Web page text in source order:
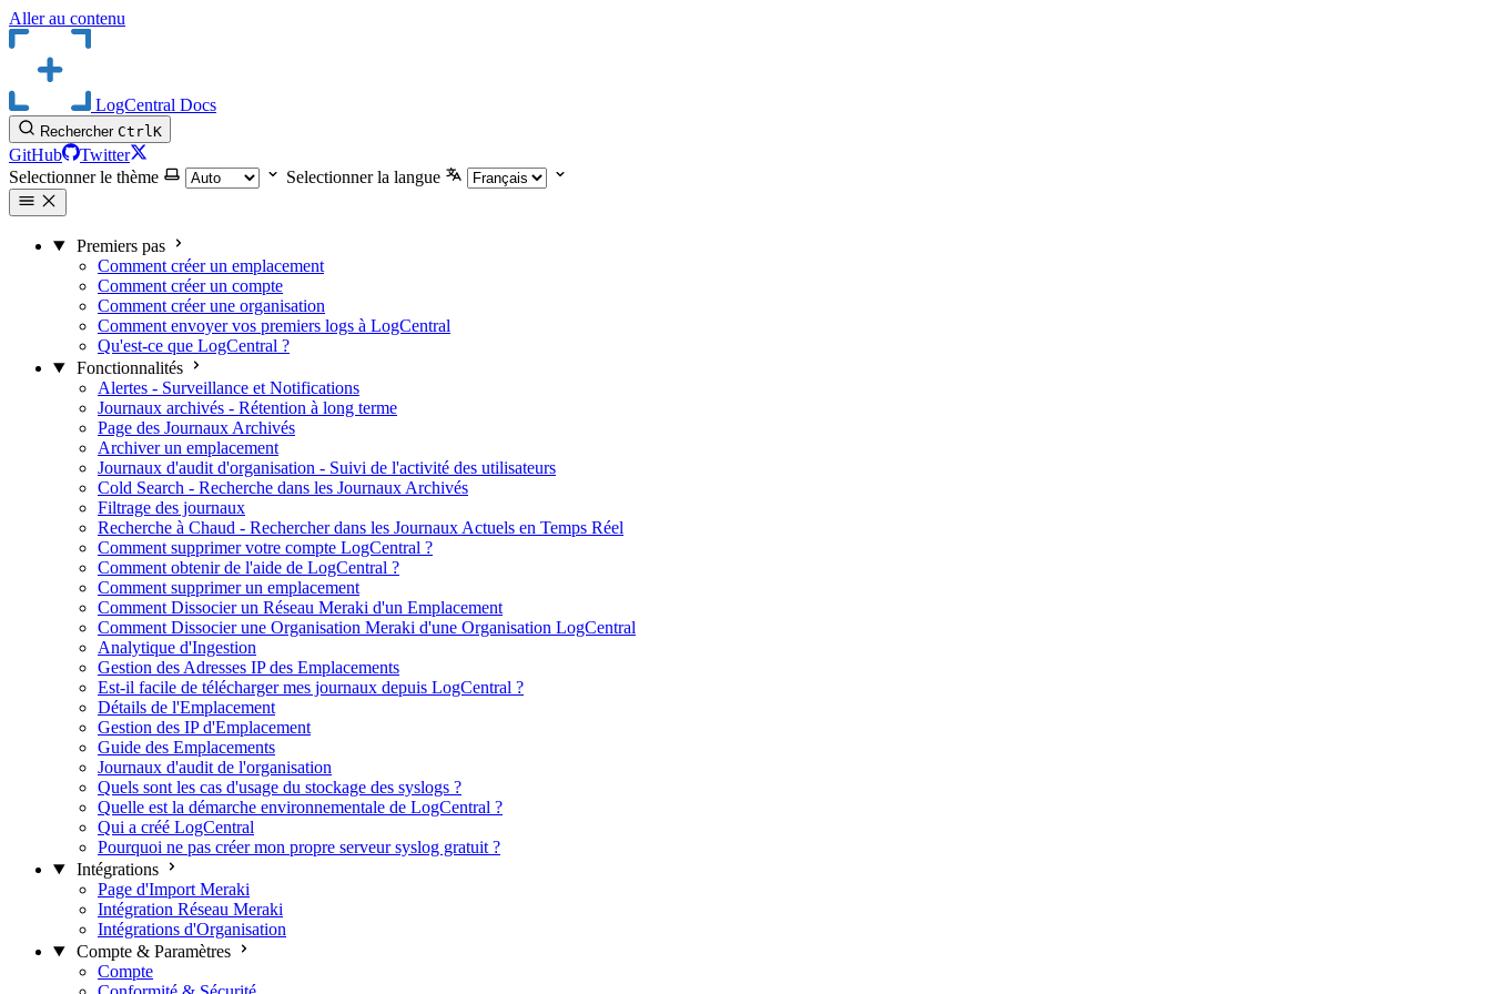
Aller au contenu
LogCentral Docs
Rechercher CtrlK
GitHub
Twitter
Selectionner le thème
Selectionner la langue
Premiers pas
Comment créer un emplacement
Comment créer un compte
Comment créer une organisation
Comment envoyer vos premiers logs à LogCentral
Qu'est-ce que LogCentral ?
Fonctionnalités
Alertes - Surveillance et Notifications
Journaux archivés - Rétention à long terme
Page des Journaux Archivés
Archiver un emplacement
Journaux d'audit d'organisation - Suivi de l'activité des utilisateurs
Cold Search - Recherche dans les Journaux Archivés
Filtrage des journaux
Recherche à Chaud - Rechercher dans les Journaux Actuels en Temps Réel
Comment supprimer votre compte LogCentral ?
Comment obtenir de l'aide de LogCentral ?
Comment supprimer un emplacement
Comment Dissocier un Réseau Meraki d'un Emplacement
Comment Dissocier une Organisation Meraki d'une Organisation LogCentral
Analytique d'Ingestion
Gestion des Adresses IP des Emplacements
Est-il facile de télécharger mes journaux depuis LogCentral ?
Détails de l'Emplacement
Gestion des IP d'Emplacement
Guide des Emplacements
Journaux d'audit de l'organisation
Quels sont les cas d'usage du stockage des syslogs ?
Quelle est la démarche environnementale de LogCentral ?
Qui a créé LogCentral
Pourquoi ne pas créer mon propre serveur syslog gratuit ?
Intégrations
Page d'Import Meraki
Intégration Réseau Meraki
Intégrations d'Organisation
Compte & Paramètres
Compte